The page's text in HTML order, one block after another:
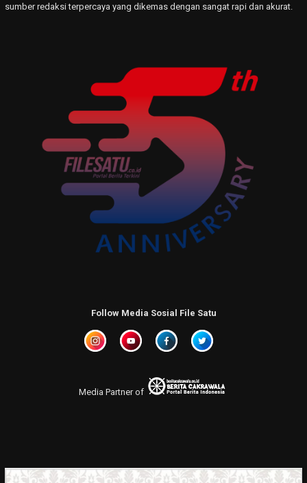
sumber redaksi terpercaya yang dikemas dengan sangat rapi dan akurat.
Follow Media Sosial File Satu
Media Partner of